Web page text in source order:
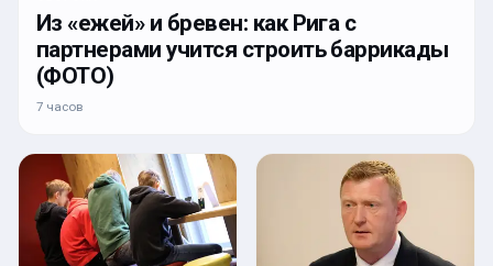
Из «ежей» и бревен: как Рига с
партнерами учится строить баррикады
(ФОТО)
7 часов